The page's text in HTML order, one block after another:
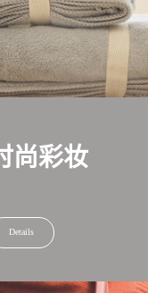
尚彩妆
Details